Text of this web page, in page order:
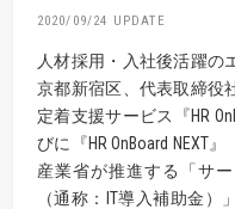
2020/09/24
人材採用・入社後活躍の
京都新宿区、代表取締役
定着支援サービス『HR
びに『HR OnBoard NEXT』
産業省が推進する「サ
（通称：IT導入補助金）